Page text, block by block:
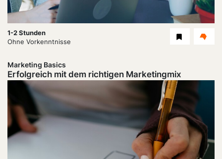
Dauer:
1-2 Stunden
Level
Ohne Vorkenntnisse
Marketing Basics
Erfolgreich mit dem richtigen Marketingmix